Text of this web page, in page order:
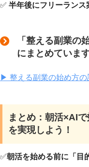
✅ 半年後にフリーランス
「整える副業の
にまとめています
▶ 整える副業の始め方の
まとめ：朝活×AI
を実現しよう！
✅朝活を始める前に「目